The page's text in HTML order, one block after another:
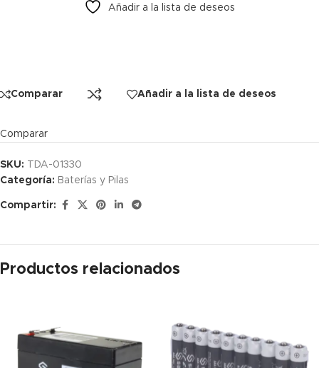
Añadir a la lista de deseos
Comparar Añadir a la lista de deseos
Comparar
SKU:
TDA-01330
Categoría: Baterías y Pilas
Compartir:
Productos relacionados